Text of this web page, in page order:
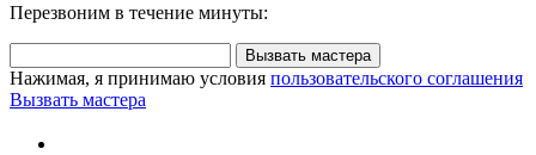
Перезвоним в течение минуты:
Вызвать мастера
Нажимая, я принимаю условия пользовательского соглашения
Вызвать мастера